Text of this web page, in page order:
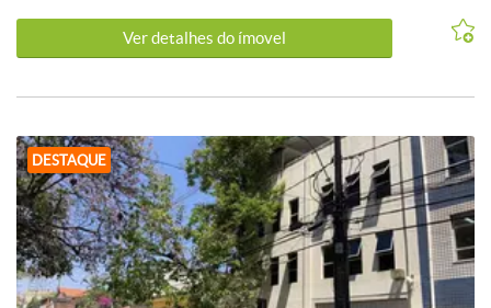
Ver detalhes do ímovel
DESTAQUE